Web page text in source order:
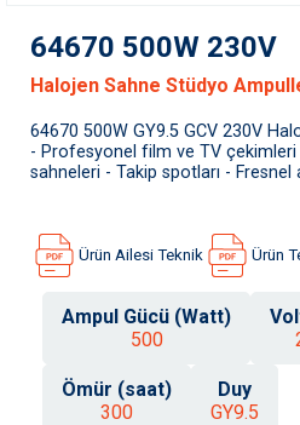
64670 500W 230V
Halojen Sahne Stüdyo
64670 500W GY9.5 GCV 230V
- Profesyonel film ve TV
sahneleri - Takip spotları -
Ürün Ailesi Teknik Ürün
Ampul Gücü (Watt)
500
Ömür (saat)
300
Duy
GY9.5